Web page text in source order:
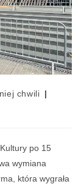
chwili
po 15
wymiana
która wygrała